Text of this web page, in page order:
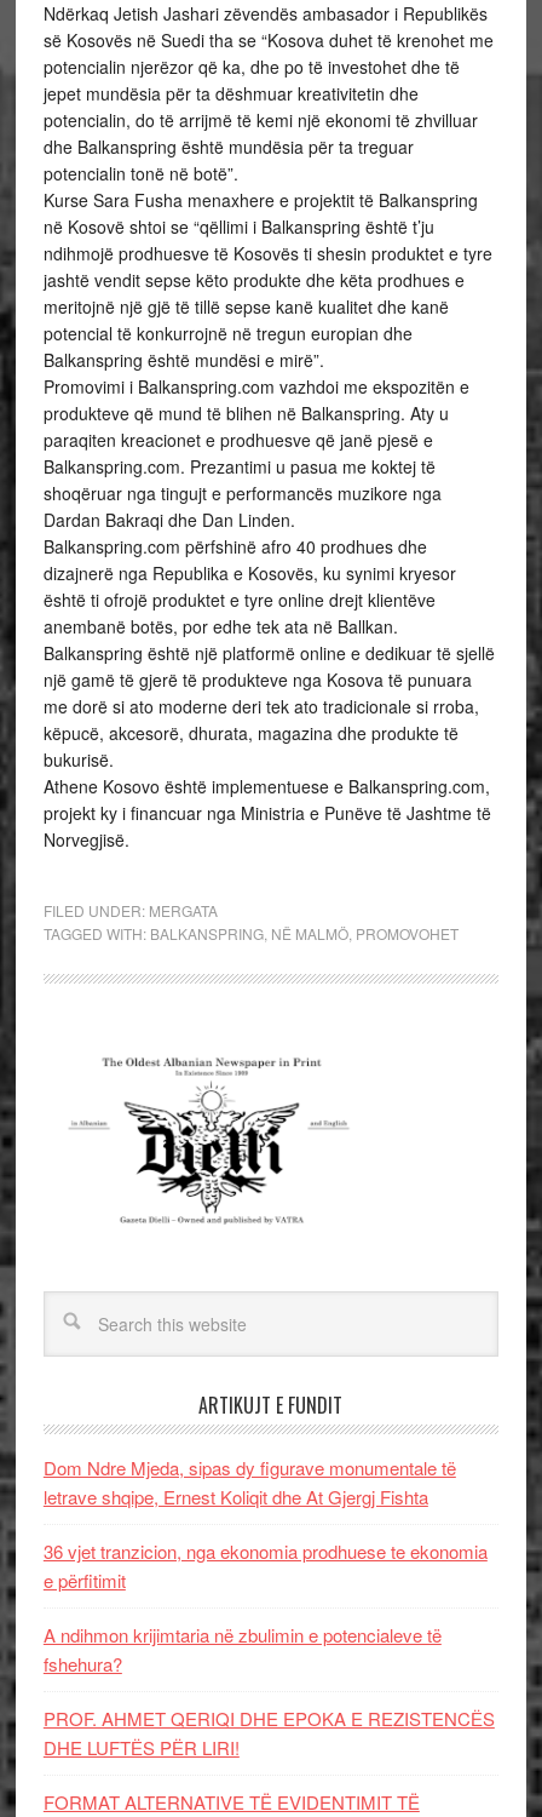
Ndërkaq Jetish Jashari zëvendës ambasador i Republikës
së Kosovës në Suedi tha se “Kosova duhet të krenohet me
potencialin njerëzor që ka, dhe po të investohet dhe të
jepet mundësia për ta dëshmuar kreativitetin dhe
potencialin, do të arrijmë të kemi një ekonomi të zhvilluar
dhe Balkanspring është mundësia për ta treguar
potencialin tonë në botë”.
Kurse Sara Fusha menaxhere e projektit të Balkanspring
në Kosovë shtoi se “qëllimi i Balkanspring është t’ju
ndihmojë prodhuesve të Kosovës ti shesin produktet e tyre
jashtë vendit sepse këto produkte dhe këta prodhues e
meritojnë një gjë të tillë sepse kanë kualitet dhe kanë
potencial të konkurrojnë në tregun europian dhe
Balkanspring është mundësi e mirë”.
Promovimi i Balkanspring.com vazhdoi me ekspozitën e
produkteve që mund të blihen në Balkanspring. Aty u
paraqiten kreacionet e prodhuesve që janë pjesë e
Balkanspring.com. Prezantimi u pasua me koktej të
shoqëruar nga tingujt e performancës muzikore nga
Dardan Bakraqi dhe Dan Linden.
Balkanspring.com përfshinë afro 40 prodhues dhe
dizajnerë nga Republika e Kosovës, ku synimi kryesor
është ti ofrojë produktet e tyre online drejt klientëve
anembanë botës, por edhe tek ata në Ballkan.
Balkanspring është një platformë online e dedikuar të sjellë
një gamë të gjerë të produkteve nga Kosova të punuara
me dorë si ato moderne deri tek ato tradicionale si rroba,
këpucë, akcesorë, dhurata, magazina dhe produkte të
bukurisë.
Athene Kosovo është implementuese e Balkanspring.com,
projekt ky i financuar nga Ministria e Punëve të Jashtme të
Norvegjisë.
FILED UNDER: MERGATA
TAGGED WITH: BALKANSPRING, NË MALMÖ, PROMOVOHET
ARTIKUJT E FUNDIT
Dom Ndre Mjeda, sipas dy figurave monumentale të
letrave shqipe, Ernest Koliqit dhe At Gjergj Fishta
36 vjet tranzicion, nga ekonomia prodhuese te ekonomia
e përfitimit
A ndihmon krijimtaria në zbulimin e potencialeve të
fshehura?
PROF. AHMET QERIQI DHE EPOKA E REZISTENCЁS
DHE LUFTЁS PЁR LIRI!
FORMAT ALTERNATIVE TË EVIDENTIMIT TË